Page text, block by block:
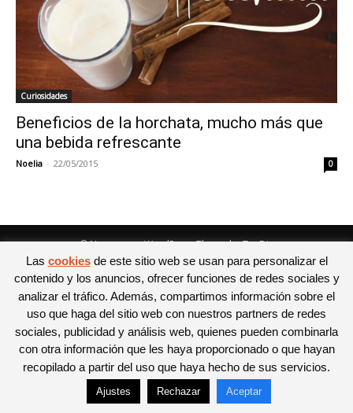
Curiosidades
Beneficios de la horchata, mucho más que
una bebida refrescante
Noelia - 22/05/2015 0
© Newspaper WordPress Theme by TagDiv
Las cookiesde este sitio web se usan para personalizar el
contenido y los anuncios, ofrecer funciones de redes sociales y
analizar el tráfico. Además, compartimos información sobre el
uso que haga del sitio web con nuestros partners de redes
sociales, publicidad y análisis web, quienes pueden combinarla
con otra información que les haya proporcionado o que hayan
recopilado a partir del uso que haya hecho de sus servicios.
Ajustes Rechazar Aceptar